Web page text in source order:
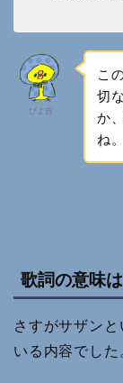
ぴよ吉
こ
切
か
ね。
歌詞の意味
さすがサザン
いる内容でした